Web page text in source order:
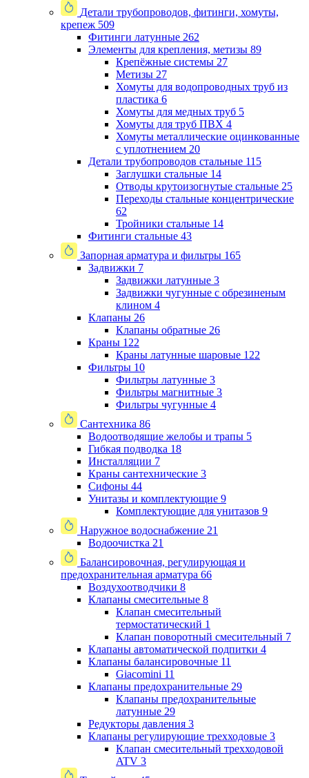
Детали трубопроводов, фитинги, хомуты,
крепеж 509
Фитинги латунные 262
Элементы для крепления, метизы 89
Крепёжные системы 27
Метизы 27
Хомуты для водопроводных труб из
пластика 6
Хомуты для медных труб 5
Хомуты для труб ПВХ 4
Хомуты металлические оцинкованные
с уплотнением 20
Детали трубопроводов стальные 115
Заглушки стальные 14
Отводы крутоизогнутые стальные 25
Переходы стальные концентрические
62
Тройники стальные 14
Фитинги стальные 43
Запорная арматура и фильтры 165
Задвижки 7
Задвижки латунные 3
Задвижки чугунные с обрезиненым
клином 4
Клапаны 26
Клапаны обратные 26
Краны 122
Краны латунные шаровые 122
Фильтры 10
Фильтры латунные 3
Фильтры магнитные 3
Фильтры чугунные 4
Сантехника 86
Водоотводящие желобы и трапы 5
Гибкая подводка 18
Инсталляции 7
Краны сантехнические 3
Сифоны 44
Унитазы и комплектующие 9
Комплектующие для унитазов 9
Наружное водоснабжение 21
Водоочистка 21
Балансировочная, регулирующая и
предохранительная арматура 66
Воздухоотводчики 8
Клапаны cмесительные 8
Клапан cмесительный
термостатический 1
Клапан поворотный cмесительный 7
Клапаны автоматической подпитки 4
Клапаны балансировочные 11
Giacomini 11
Клапаны предохранительные 29
Клапаны предохранительные
латунные 29
Редукторы давления 3
Клапаны регулирующие трехходовые 3
Клапан смесительный трехходовой
ATV 3